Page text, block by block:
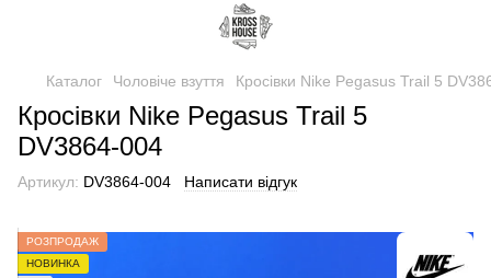
Каталог Чоловіче взуття Кросівки Nike Pegasus Trail 5
Кросівки Nike Pegasus Trail 5
DV3864-004
Артикул: DV3864-004 Написати відгук
РОЗПРОДАЖ
НОВИНКА